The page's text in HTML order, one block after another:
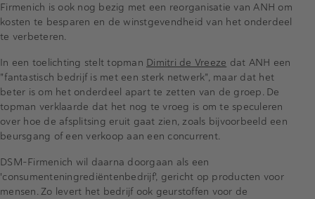
Firmenich is ook nog bezig met een reorganisatie van ANH om
kosten te besparen en de winstgevendheid van het onderdeel
te verbeteren.
In een toelichting stelt topman Dimitri de Vreeze dat ANH een
"fantastisch bedrijf is met een sterk netwerk", maar dat het
beter is om het onderdeel apart te zetten van de groep. De
topman verklaarde dat het nog te vroeg is om te speculeren
over hoe de afsplitsing eruit gaat zien, zoals bijvoorbeeld een
beursgang of een verkoop aan een concurrent.
DSM-Firmenich wil daarna doorgaan als een
'consumenteningrediëntenbedrijf', gericht op producten voor
mensen. Zo levert het bedrijf ook geurstoffen voor de